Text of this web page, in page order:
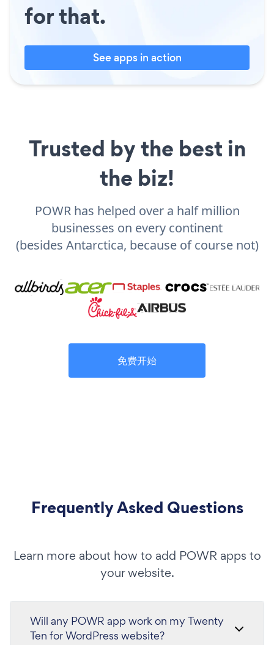
for that.
See apps in action
Trusted by the best in
the biz!
POWR has helped over a half million
businesses on every continent
(besides Antarctica, because of course not)
免费开始
Frequently Asked Questions
Learn more about how to add POWR apps to
your website.
Will any POWR app work on my Twenty
Ten for WordPress website?